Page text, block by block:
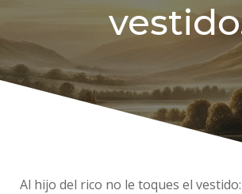
Al hijo del rico no le toques el